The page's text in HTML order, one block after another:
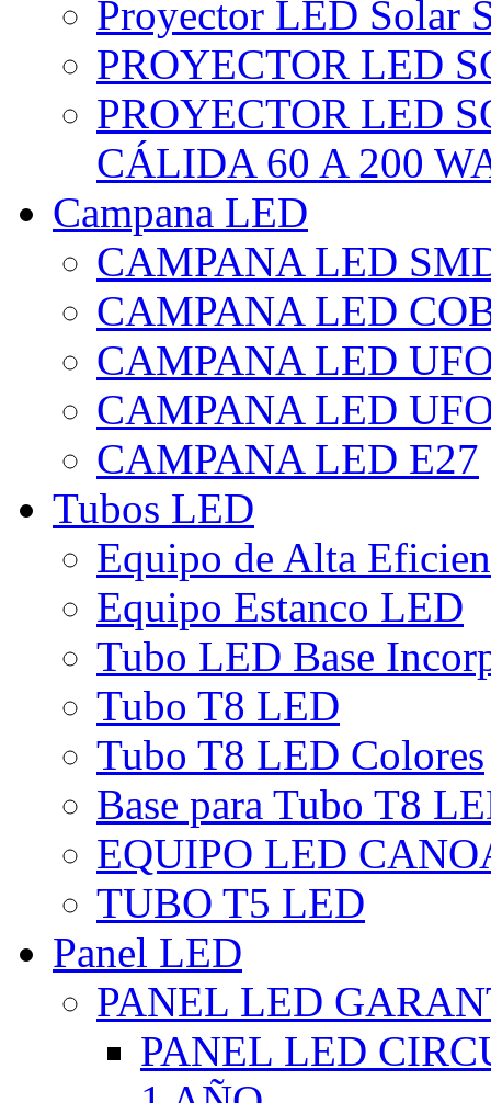
Proyector LED Solar
PROYECTOR LED
PROYECTOR LED
CÁLIDA 60 A 200
Campana LED
CAMPANA LED
CAMPANA LED
CAMPANA LED
CAMPANA LED
CAMPANA LED E27
Tubos LED
Equipo de Alta
Equipo Estanco LED
Tubo LED Base
Tubo T8 LED
Tubo T8 LED Colores
Base para Tubo T8
EQUIPO LED
TUBO T5 LED
Panel LED
PANEL LED
PANEL LED